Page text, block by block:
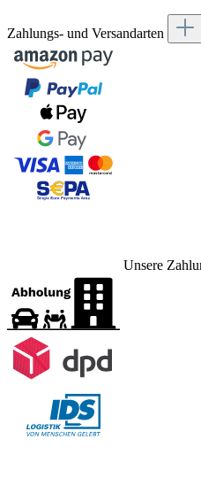
Zahlungs- und Versandarten
Unsere